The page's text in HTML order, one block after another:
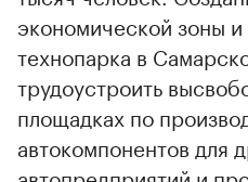
экономической зоны
технопарка в
трудоустроить
площадках по
автокомпонентов для